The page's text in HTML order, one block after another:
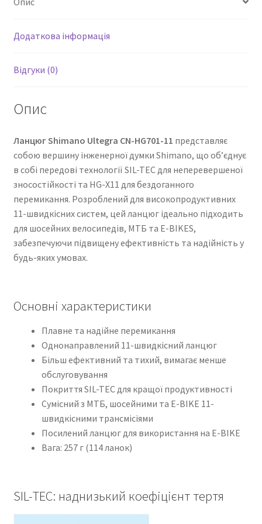
Додаткова інформація
Відгуки (0)
Опис
Ланцюг Shimano Ultegra CN-HG701-11 представляє
собою вершину інженерної думки Shimano, що об’єднує
в собі передові технології SIL-TEC для неперевершеної
зносостійкості та HG-X11 для бездоганного
перемикання. Розроблений для високопродуктивних
11-швидкісних систем, цей ланцюг ідеально підходить
для шосейних велосипедів, МТБ та E-BIKES,
забезпечуючи підвищену ефективність та надійність у
будь-яких умовах.
Основні характеристики
Плавне та надійне перемикання
Однонаправлений 11-швидкісний ланцюг
Більш ефективний та тихий, вимагає менше
обслуговування
Покриття SIL-TEC для кращої продуктивності
Сумісний з МТБ, шосейними та E-BIKE 11-
швидкісними трансмісіями
Посилений ланцюг для використання на E-BIKE
Вага: 257 г (114 ланок)
SIL-TEC: наднизький коефіцієнт тертя